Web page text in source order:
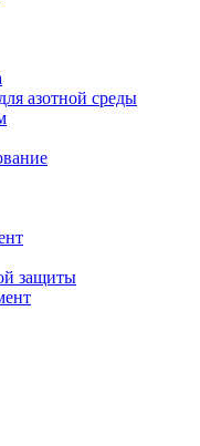
азотной среды
защиты